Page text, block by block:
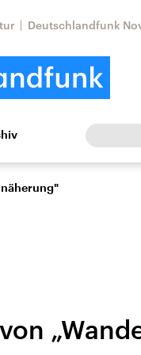
Deutschlandfunk
Europa
Faktenchecks
In unseren